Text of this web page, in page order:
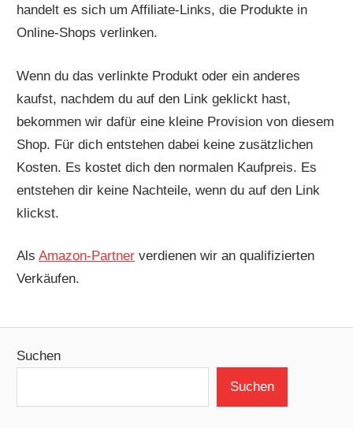
handelt es sich um Affiliate-Links, die Produkte in
Online-Shops verlinken.
Wenn du das verlinkte Produkt oder ein anderes
kaufst, nachdem du auf den Link geklickt hast,
bekommen wir dafür eine kleine Provision von diesem
Shop. Für dich entstehen dabei keine zusätzlichen
Kosten. Es kostet dich den normalen Kaufpreis. Es
entstehen dir keine Nachteile, wenn du auf den Link
klickst.
AlsAmazon-Partner verdienen wir an qualifizierten
Verkäufen.
Suchen
Suchen